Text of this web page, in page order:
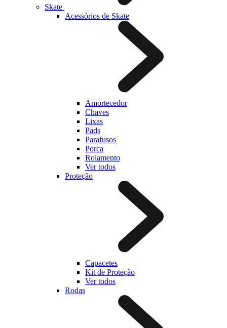
Skate
Acessórios de Skate
Amortecedor
Chaves
Lixas
Pads
Parafusos
Porca
Rolamento
Ver todos
Proteção
Capacetes
Kit de Proteção
Ver todos
Rodas